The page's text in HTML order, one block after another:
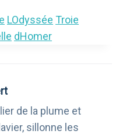
LOdyssée Troie
dHomer
de la plume et
sillonne les